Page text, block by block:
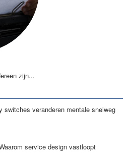
zijn...
switches veranderen mentale snelweg
service design vastloopt